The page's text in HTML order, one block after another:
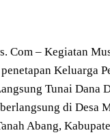
Com – Kegiatan
Keluarga
Tunai Dana
di Desa
Abang,